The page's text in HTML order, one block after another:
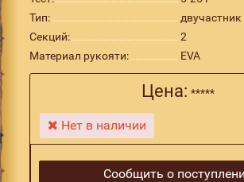
Тип:
двучастник
Секций:
2
Материал рукояти:
EVA
Цена: *****
Нет в наличии
Сообщить о